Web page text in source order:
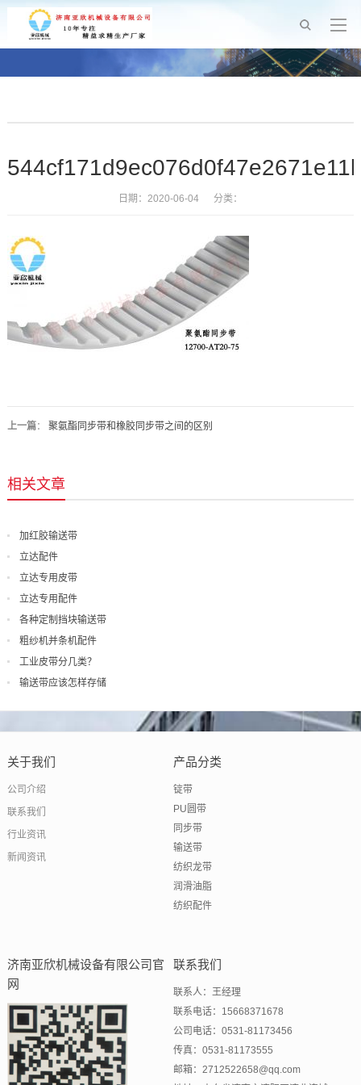
日期：2020-06-04 分类：
上一篇： 聚氨酯同步带和橡胶同步带之间的区别
相关文章
加红胶输送带
立达配件
立达专用皮带
立达专用配件
各种定制挡块输送带
粗纱机并条机配件
工业皮带分几类？
输送带应该怎样存储
关于我们
公司介绍
联系我们
行业资讯
新闻资讯
产品分类
锭带
PU圆带
同步带
输送带
纺织龙带
润滑油脂
纺织配件
济南亚欣机械设备有限公司官
网
联系我们
联系人：王经理
联系电话：15668371678
公司电话：0531-81173456
传真：0531-81173555
邮箱：2712522658@qq.com